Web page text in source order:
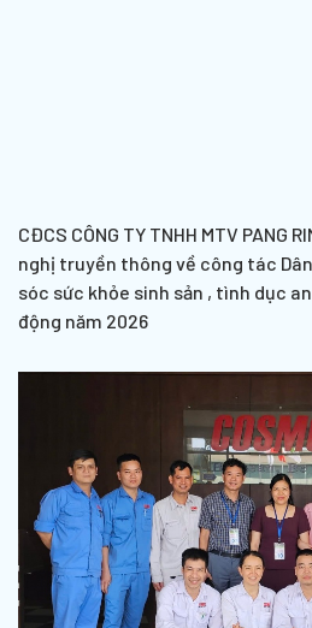
CĐCS CÔNG TY TNHH MTV PANG
nghị truyền thông về công tác
sóc sức khỏe sinh sản , tình dục
động năm 2026